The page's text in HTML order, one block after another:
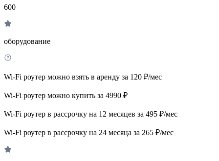
600
оборудование
Wi-Fi роутер можно взять в аренду за 120 ₽/мес
Wi-Fi роутер можно купить за 4990 ₽
Wi-Fi роутер в рассрочку на 12 месяцев за 495 ₽/мес
Wi-Fi роутер в рассрочку на 24 месяца за 265 ₽/мес